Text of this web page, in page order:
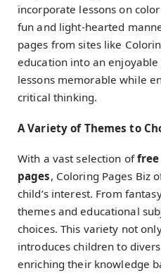
incorporate lessons on
fun and light-hearted
pages from sites like
education into an
lessons memorable while
critical thinking.
A Variety of Themes to
With a vast selection of
pages, Coloring Pages Biz
child’s interest. From
themes and educational
choices. This variety not
introduces children to
enriching their knowledge